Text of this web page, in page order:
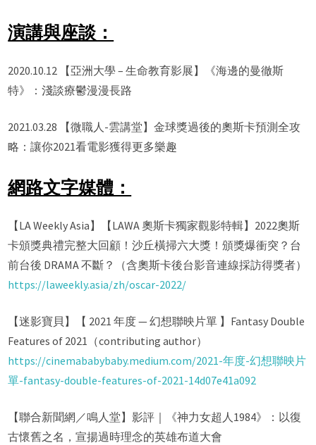
演講與座談：
2020.10.12 【亞洲大學 – 生命教育影展】《海邊的曼徹斯
特》：淺談療鬱漫漫長路
2021.03.28 【微職人-雲講堂】金球獎過後的奧斯卡預測全攻
略：讓你2021看電影獲得更多樂趣
網路文字媒體：
【LA Weekly Asia】【LAWA 奧斯卡獨家觀影特輯】2022奧斯
卡頒獎典禮完整大回顧！沙丘橫掃六大獎！頒獎爆衝突？台
前台後 DRAMA 不斷？（含奧斯卡後台影音連線採訪得獎者）
https://laweekly.asia/zh/oscar-2022/
【迷影寶貝】【 2021 年度 — 幻想聯映片單 】Fantasy Double
Features of 2021（contributing author）
https://cinemababybaby.medium.com/2021-年度-幻想聯映片
單-fantasy-double-features-of-2021-14d07e41a092
【聯合新聞網／鳴人堂】影評｜《神力女超人1984》：以復
古懷舊之名，宣揚過時理念的英雄布道大會